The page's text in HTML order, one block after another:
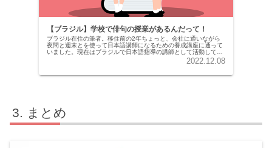
【ブラジル】学校で俳句の授業があるんだって！
ブラジル在住の筆者。移住前の2年ちょっと、会社に通いながら
夜間と週末とを使って日本語講師になるための養成講座に通って
いました。現在はブラジルで日本語指導の講師として活動してい
ます。そして、日本語を学ぶ生徒さんからブラジルの習慣や文
2022.12.08
まとめ